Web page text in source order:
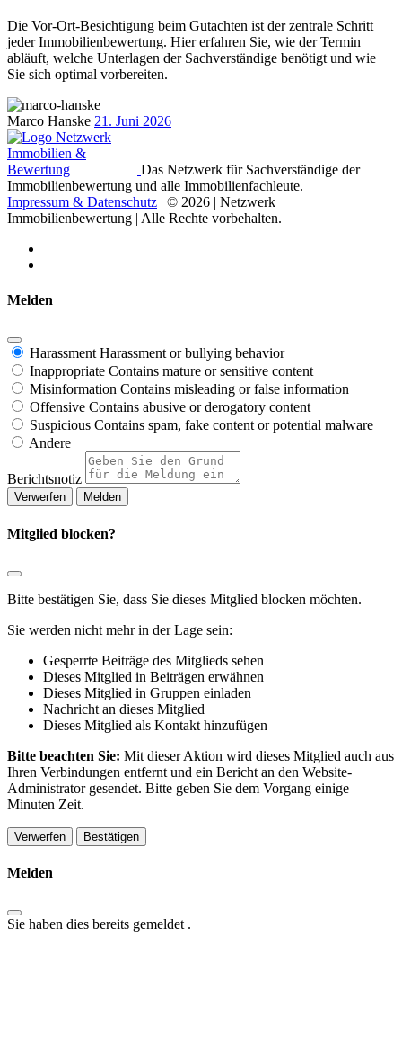
Die Vor-Ort-Besichtigung beim Gutachten ist der zentrale Schritt
jeder Immobilienbewertung. Hier erfahren Sie, wie der Termin
abläuft, welche Unterlagen der Sachverständige benötigt und wie
Sie sich optimal vorbereiten.
Marco Hanske 21. Juni 2026
Das Netzwerk für Sachverständige der
Immobilienbewertung und alle Immobilienfachleute.
Impressum & Datenschutz | © 2026 | Netzwerk
Immobilienbewertung | Alle Rechte vorbehalten.
Melden
Harassment Harassment or bullying behavior
Inappropriate Contains mature or sensitive content
Misinformation Contains misleading or false information
Offensive Contains abusive or derogatory content
Suspicious Contains spam, fake content or potential malware
Andere
Berichtsnotiz
Melden
Mitglied blocken?
Bitte bestätigen Sie, dass Sie dieses Mitglied blocken möchten.
Sie werden nicht mehr in der Lage sein:
Gesperrte Beiträge des Mitglieds sehen
Dieses Mitglied in Beiträgen erwähnen
Dieses Mitglied in Gruppen einladen
Nachricht an dieses Mitglied
Dieses Mitglied als Kontakt hinzufügen
Bitte beachten Sie: Mit dieser Aktion wird dieses Mitglied auch aus
Ihren Verbindungen entfernt und ein Bericht an den Website-
Administrator gesendet. Bitte geben Sie dem Vorgang einige
Minuten Zeit.
Bestätigen
Melden
Sie haben dies bereits gemeldet .